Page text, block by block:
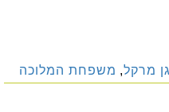
מרקל, משפחת המלוכה